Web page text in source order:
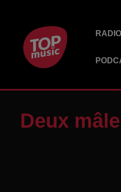
RADIO
Deux